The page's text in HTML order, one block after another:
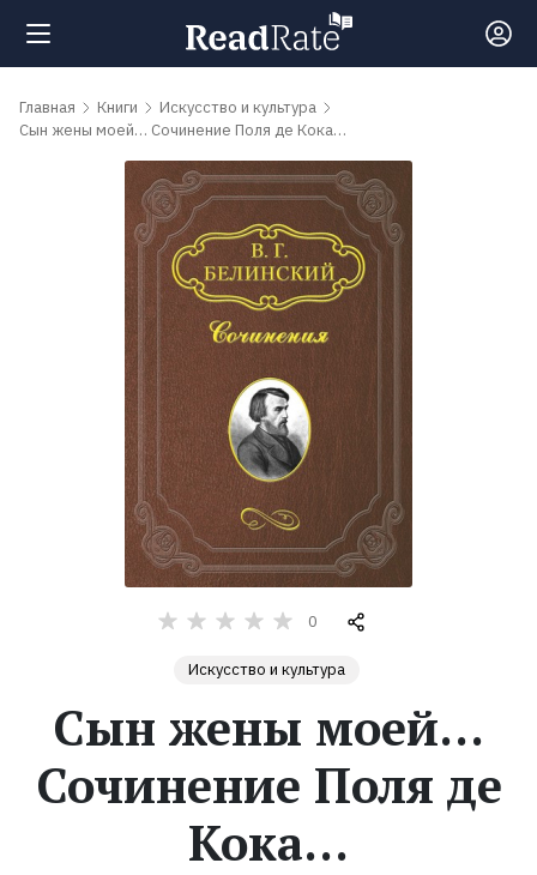
Поиск
обсуждаемые
Экранизации
Коллекции
Главная Книги
Искусство и культура
Сын жены моей… Сочинение Поля де Кока…
0
Искусство и культура
Сын жены моей…
Сочинение Поля де
Кока…